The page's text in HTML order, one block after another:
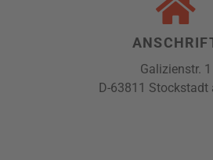
Galizienstr. 1
D-63811 Stockstadt